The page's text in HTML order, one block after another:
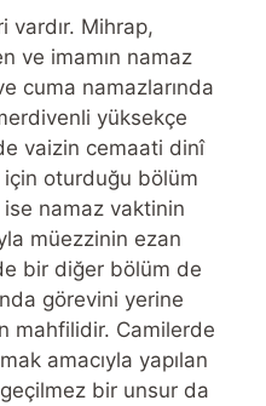
vardır. Mihrap,
ve imamın namaz
cuma namazlarında
yüksekçe
vaizin cemaati dinî
oturduğu bölüm
namaz vaktinin
müezzinin ezan
bir diğer bölüm de
görevini yerine
mahfilidir. Camilerde
amacıyla yapılan
bir unsur da